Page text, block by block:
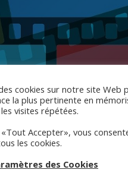
cookies sur notre site Web
la plus pertinente en
visites répétées.
Accepter», vous
les cookies.
des Cookies